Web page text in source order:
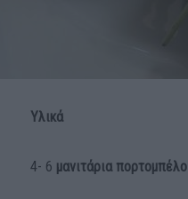
Υλικά
4- 6 μανιτάρια πορτομπέλο